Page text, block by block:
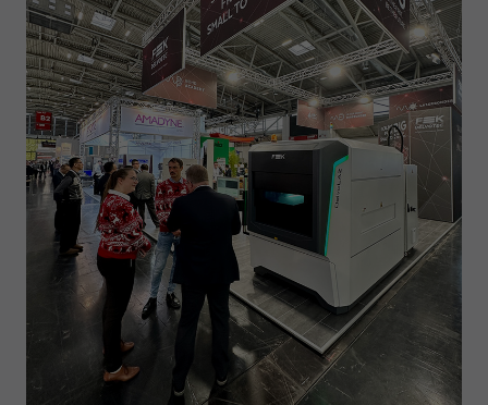
Zweck
um statistische Daten dazu, wie der Besucher die
Website nutzt, zu generieren.